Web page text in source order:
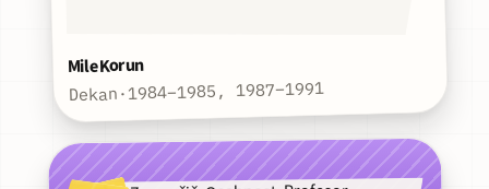
Mile Korun
Dekan·1984–1985, 1987–1991